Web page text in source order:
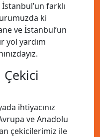
farklı
ki
ve İstanbul’un
yol yardım
ihtiyacınız
ve Anadolu
çekicilerimiz ile